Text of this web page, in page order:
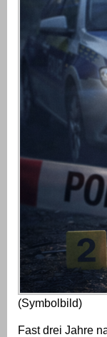
(Symbolbild)
Fast drei Jahre